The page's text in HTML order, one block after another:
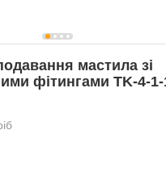
мастила зі
фітингами TK-4-1-